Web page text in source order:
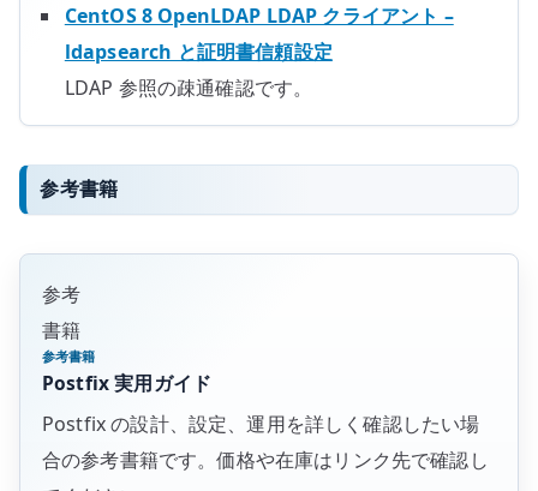
CentOS 8 OpenLDAP LDAP クライアント –
ldapsearch と証明書信頼設定
LDAP 参照の疎通確認です。
参考書籍
参考
書籍
参考書籍
Postfix 実用ガイド
Postfix の設計、設定、運用を詳しく確認したい場
合の参考書籍です。価格や在庫はリンク先で確認し